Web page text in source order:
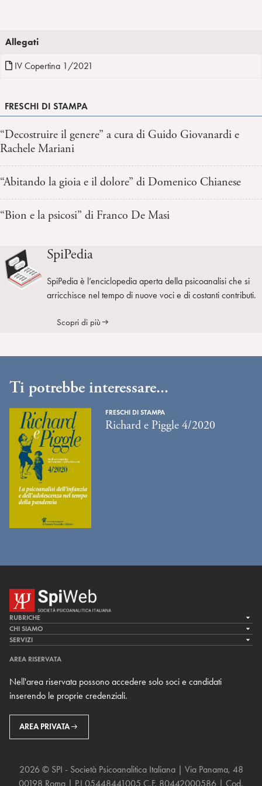
Allegati
IV Copertina 1/2021
FRESCHI DI STAMPA
“Decostruire il genere” a cura di Guido Giovanardi e
Rachele Mariani
“Abitando la gioia e il dolore” di Domenico Chianese
“Bion e la psicosi” di Franco De Masi
SpiPedia
SpiPedia è l’enciclopedia aperta della psicoanalisi che si
arricchisce nel tempo di nuove voci e di costanti contributi.
Scopri di più
Ti potrebbe interessare...
FRESCHI DI STAMPA
Richard e Piggle 4/2020
RUBRICHE
LA CURA
LA RICERCA
MULTIMEDIA
CHI SIAMO
LA SPI
TEAM DI SPIWEB
CONTATTI
RIVISTE
SERVIZI
ARCHIVIO STORICO
AREA RISERVATA
Nell'area riservata possono accedere solo soci e candidati
inserendo le proprie credenziali.
AREA PRIVATA
2026 © SPI - Società Psicoanalitica Italiana | Via Panama, 48
00198 Roma | P.I 05448441005 C.F. 80442000586 | Cod.